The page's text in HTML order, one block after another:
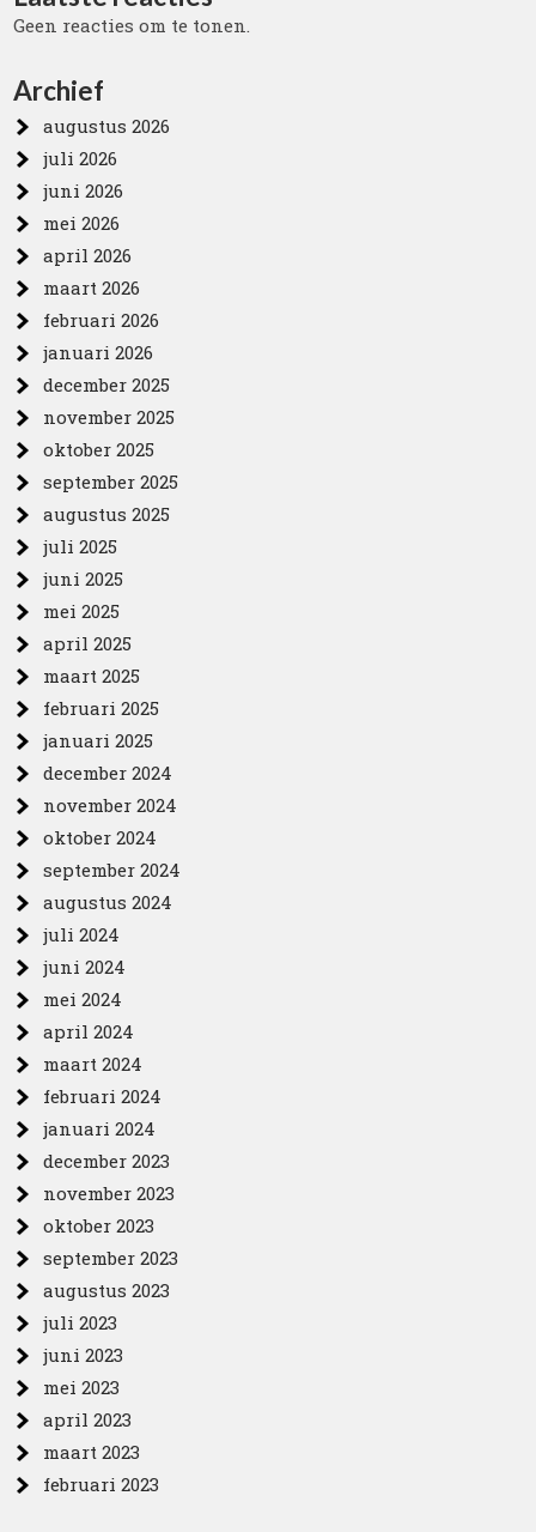
Geen reacties om te tonen.
Archief
augustus 2026
juli 2026
juni 2026
mei 2026
april 2026
maart 2026
februari 2026
januari 2026
december 2025
november 2025
oktober 2025
september 2025
augustus 2025
juli 2025
juni 2025
mei 2025
april 2025
maart 2025
februari 2025
januari 2025
december 2024
november 2024
oktober 2024
september 2024
augustus 2024
juli 2024
juni 2024
mei 2024
april 2024
maart 2024
februari 2024
januari 2024
december 2023
november 2023
oktober 2023
september 2023
augustus 2023
juli 2023
juni 2023
mei 2023
april 2023
maart 2023
februari 2023